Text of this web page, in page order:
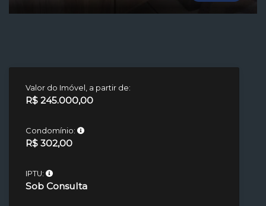
Valor do Imóvel, a partir de:
R$ 245.000,00
Condomínio:
R$ 302,00
IPTU:
Sob Consulta